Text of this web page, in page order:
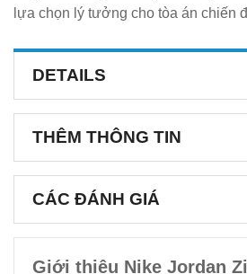
lựa chọn lý tưởng cho tòa án chiến
DETAILS
THÊM THÔNG TIN
CÁC ĐÁNH GIÁ
Giới thiệu Nike Jordan